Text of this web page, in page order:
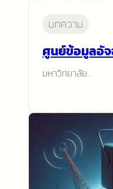
บทความ
ศูนย์ข้อมูลอัจ
มหาวิทยาลัย…